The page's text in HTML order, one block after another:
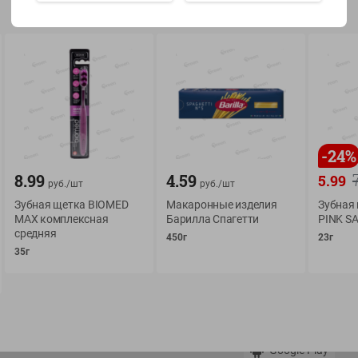
О сервисе
Оплата
Условия доставки
История покупок
Мои товары
Обратная связь
Google Play
8.99 руб./шт
Зубная щетка BIOMED
MAX комплексная
средняя
35г
4.59 руб./шт
Макаронные изделия
Барилла Спагетти
450г
-24%
5.99
Зубная
PINK
23г